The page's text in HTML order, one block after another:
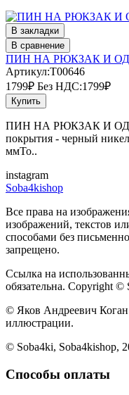
В закладки
В сравнение
ПИН НА РЮКЗАК И
Артикул:T00646
1799₽ Без НДС:1799₽
Купить
ПИН НА РЮКЗАК И
покрытия - черный
ммТо..
instagram
Soba4kishop
Все права на
изображений, текстов
способами без
запрещено.
Ссылка на
обязательна. Copyright ©
© Яков Андреевич Коган
иллюстрации.
© Soba4ki, Soba4kishop,
Способы оплаты